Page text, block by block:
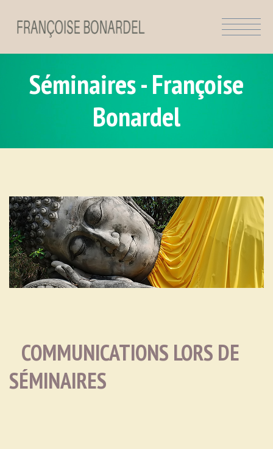
Séminaires - Françoise
Bonardel
COMMUNICATIONS LORS DE
SÉMINAIRES